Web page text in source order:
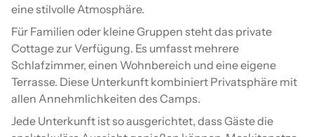
eine stilvolle Atmosphäre.
Für Familien oder kleine Gruppen steht das private
Cottage zur Verfügung. Es umfasst mehrere
Schlafzimmer, einen Wohnbereich und eine eigene
Terrasse. Diese Unterkunft kombiniert Privatsphäre mit
allen Annehmlichkeiten des Camps.
Jede Unterkunft ist so ausgerichtet, dass Gäste die